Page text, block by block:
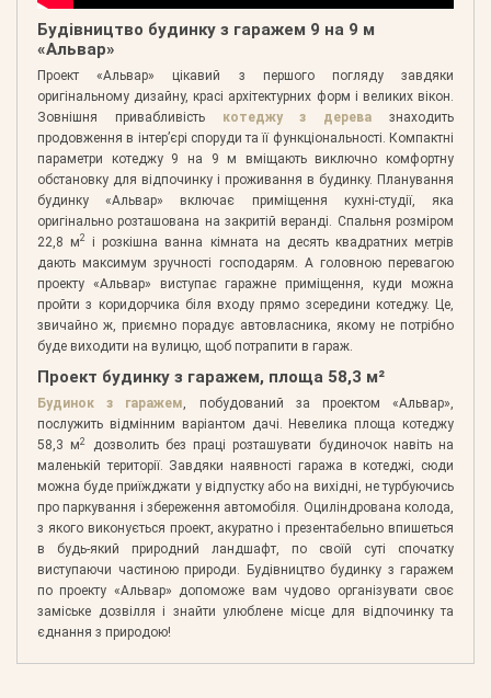
Будівництво будинку з гаражем 9 на 9 м
«Альвар»
Проект «Альвар» цікавий з першого погляду завдяки
оригінальному дизайну, красі архітектурних форм і великих вікон.
Зовнішня привабливість котеджу з дерева знаходить
продовження в інтер’єрі споруди та її функціональності. Компактні
параметри котеджу 9 на 9 м вміщають виключно комфортну
обстановку для відпочинку і проживання в будинку. Планування
будинку «Альвар» включає приміщення кухні-студії, яка
оригінально розташована на закритій веранді. Спальня розміром
22,8 м2
і розкішна ванна кімната на десять квадратних метрів
дають максимум зручності господарям. А головною перевагою
проекту «Альвар» виступає гаражне приміщення, куди можна
пройти з коридорчика біля входу прямо зсередини котеджу. Це,
звичайно ж, приємно порадує автовласника, якому не потрібно
буде виходити на вулицю, щоб потрапити в гараж.
Проект будинку з гаражем, площа 58,3 м²
Будинок з гаражем, побудований за проектом «Альвар»,
послужить відмінним варіантом дачі. Невелика площа котеджу
58,3 м2
дозволить без праці розташувати будиночок навіть на
маленькій території. Завдяки наявності гаража в котеджі, сюди
можна буде приїжджати у відпустку або на вихідні, не турбуючись
про паркування і збереження автомобіля. Оциліндрована колода,
з якого виконується проект, акуратно і презентабельно впишеться
в будь-який природний ландшафт, по своїй суті спочатку
виступаючи частиною природи. Будівництво будинку з гаражем
по проекту «Альвар» допоможе вам чудово організувати своє
заміське дозвілля і знайти улюблене місце для відпочинку та
єднання з природою!